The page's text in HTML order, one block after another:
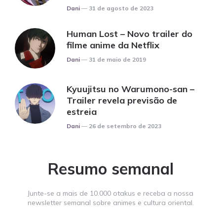
Posted
Dani 31 de agosto de 2023
Human Lost – Novo trailer do
filme anime da Netflix
Posted
Dani 31 de maio de 2019
Kyuujitsu no Warumono-san –
Trailer revela previsão de
estreia
Posted
Dani 26 de setembro de 2023
Resumo semanal
Junte-se a mais de 10.000 otakus e receba a nossa
newsletter semanal sobre animes e cultura oriental.